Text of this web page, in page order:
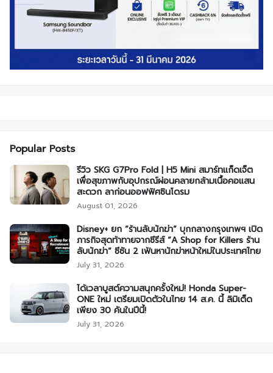
Popular Posts
รีวิว SKG G7Pro Fold | H5 Mini สมาร์ทแก็ดเจ็ต
เพื่อสุขภาพกับอุปกรณ์ผ่อนคลายกล้ามเนื้อคอแสน
สะดวก ลาก่อนออฟฟิศซินโดรม
August 01, 2026
Disney+ ยก “ร้านลับนักฆ่า” บุกกลางกรุงเทพฯ เปิด
ภารกิจสุดท้าทายจากซีรีส์ “A Shop for Killers ร้าน
ลับนักฆ่า” ซีซัน 2 เฟ้นหานักฆ่าหน้าใหม่ในประเทศไทย
July 31, 2026
ได้เวลาบูสต์ความสนุกครั้งใหม่! Honda Super-
ONE ใหม่ เตรียมเปิดตัวในไทย 14 ส.ค. นี้ ลิมิเต็ด
เพียง 30 คันในปีนี้!
July 31, 2026